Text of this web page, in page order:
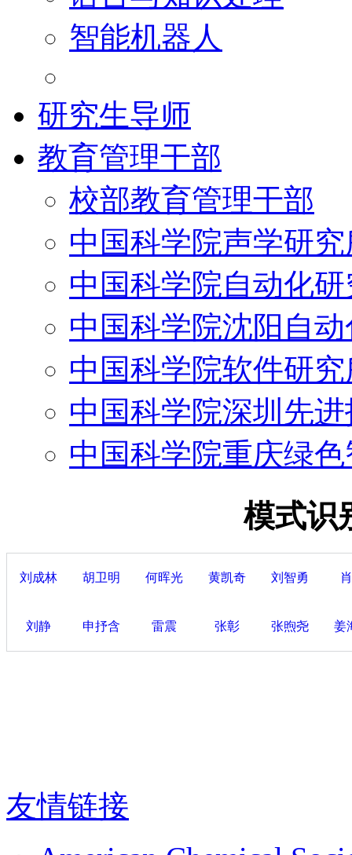
智能机器人
研究生导师
教育管理干部
校部教育管理干部
中国科学院声学研
中国科学院自动化
中国科学院沈阳自
中国科学院软件研
中国科学院深圳先
中国科学院重庆绿
模式识
刘成林 胡卫明 何晖光 黄凯奇 刘智勇
刘静 申抒含 雷震 张彰 张煦尧 姜
友情链接